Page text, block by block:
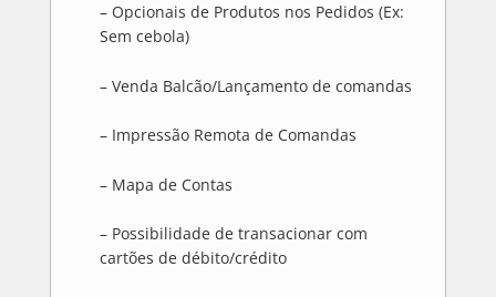
– Opcionais de Produtos nos Pedidos (Ex:
Sem cebola)
– Venda Balcão/Lançamento de comandas
– Impressão Remota de Comandas
– Mapa de Contas
– Possibilidade de transacionar com
cartões de débito/crédito